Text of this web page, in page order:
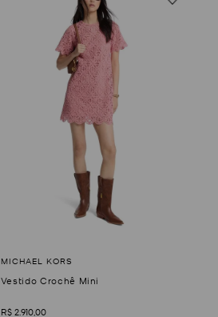
Vestido Crochê Mini
R$ 2.910,00